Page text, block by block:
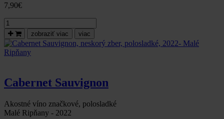
7,90€
množstvo
Merlot
rosé,
ružové,
polosladké,
Ripňany
zobraziť viac viac
Cabernet Sauvignon
Akostné víno značkové, polosladké
Malé Ripňany - 2022